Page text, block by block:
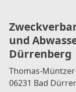
und
Dürrenberg
Thomas-
06231 Bad